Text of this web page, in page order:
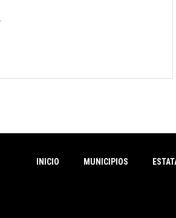
INICIO MUNICIPIOS